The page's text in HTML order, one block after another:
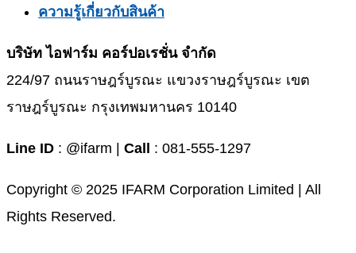
ความรู้เกี่ยวกับสินค้า
บริษัท ไอฟาร์ม คอร์ปอเรชั่น จำกัด
224/97 ถนนราษฎร์บูรณะ แขวงราษฎร์บูรณะ เขต
ราษฎร์บูรณะ กรุงเทพมหานคร 10140
Line ID : @ifarm | Call : 081-555-1297
Copyright © 2025 IFARM Corporation Limited | All
Rights Reserved.